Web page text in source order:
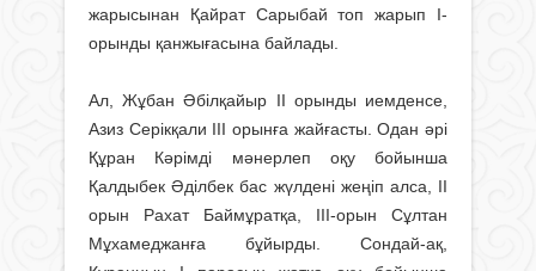
жарысынан Қайрат Сарыбай топ жарып І-
орынды қанжығасына байлады.
Ал, Жұбан Әбілқайыр ІІ орынды иемденсе,
Азиз Серікқали ІІІ орынға жайғасты. Одан әрі
Құран Кәрімді мәнерлеп оқу бойынша
Қалдыбек Әділбек бас жүлдені жеңіп алса, ІІ
орын Рахат Баймұратқа, ІІІ-орын Сұлтан
Мұхамеджанға бұйырды. Сондай-ақ,